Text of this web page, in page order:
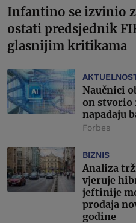
Infantino se izvinio
ostati predsjednik
glasnijim kritikama
Naučnici
on stvorio
napadaju
Forbes
BIZNIS
Analiza
vjeruje
jeftinije
prodaja
godine